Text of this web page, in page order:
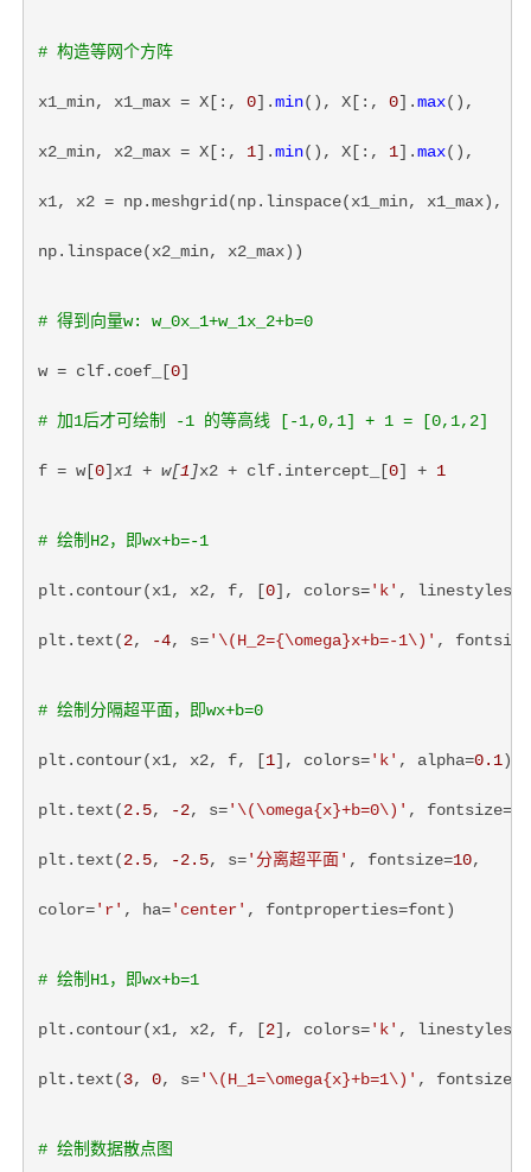
# 构造等网个方阵
x1_min, x1_max = X[:, 0].min(), X[:, 0].max(),
x2_min, x2_max = X[:, 1].min(), X[:, 1].max(),
x1, x2 = np.meshgrid(np.linspace(x1_min, x1_max),
np.linspace(x2_min, x2_max))
# 得到向量w: w_0x_1+w_1x_2+b=0
w = clf.coef_[0]
# 加1后才可绘制 -1 的等高线 [-1,0,1] + 1 = [0,1,2]
f = w[0]x1 + w[1]x2 + clf.intercept_[0] + 1
# 绘制H2，即wx+b=-1
plt.contour(x1, x2, f, [0], colors='k' , linestyles=
plt.text(2, -4, s=' \(H_2={\omega}x+b=-1\) ' ,
# 绘制分隔超平面，即wx+b=0
plt.contour(x1, x2, f, [1], colors='k' , alpha=0.1)
plt.text(2.5, -2, s=' \(\omega{x}+b=0\) ' , fontsize=
plt.text(2.5, -2.5, s='分离超平面' , fontsize=10,
color='r' , ha='center' , fontproperties=font)
# 绘制H1，即wx+b=1
plt.contour(x1, x2, f, [2], colors='k' , linestyles=
plt.text(3, 0, s=' \(H_1=\omega{x}+b=1\) ' , fontsize=
# 绘制数据散点图